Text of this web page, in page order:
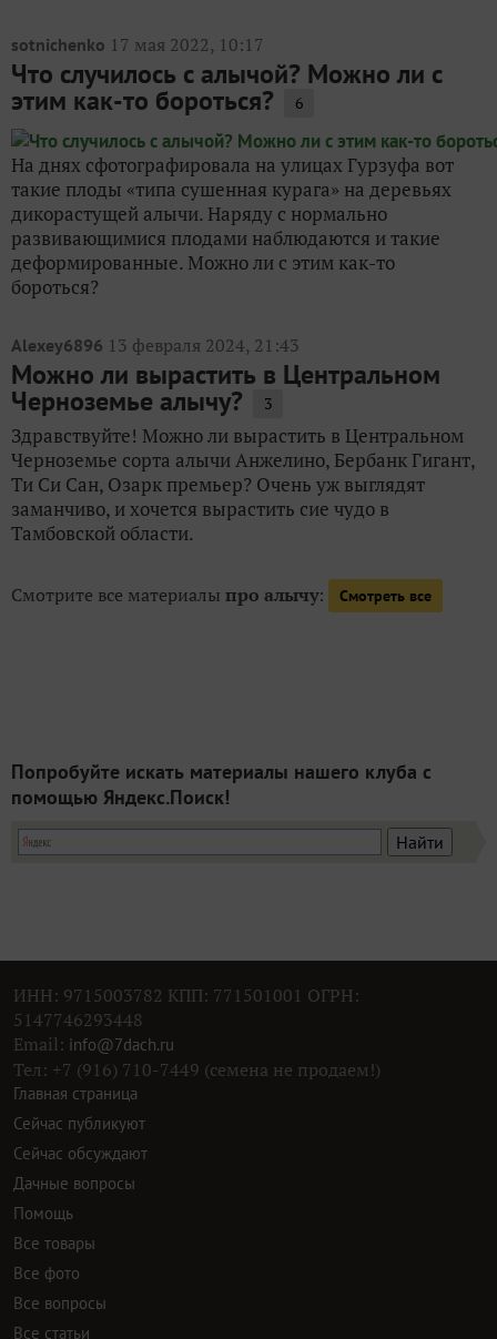
sotnichenko 17 мая 2022, 10:17
Что случилось с алычой? Можно ли с
этим как-то бороться? 6
На днях сфотографировала на улицах Гурзуфа вот
такие плоды «типа сушенная курага» на деревьях
дикорастущей алычи. Наряду с нормально
развивающимися плодами наблюдаются и такие
деформированные. Можно ли с этим как-то
бороться?
Alexey6896 13 февраля 2024, 21:43
Можно ли вырастить в Центральном
Черноземье алычу? 3
Здравствуйте! Можно ли вырастить в Центральном
Черноземье сорта алычи Анжелино, Бербанк Гигант,
Ти Си Сан, Озарк премьер? Очень уж выглядят
заманчиво, и хочется вырастить сие чудо в
Тамбовской области.
Смотрите все материалы про алычу: Смотреть все
Попробуйте искать материалы нашего клуба с
помощью Яндекс.Поиск!
ИНН: 9715003782 КПП: 771501001 ОГРН:
5147746293448
Email: info@7dach.ru
Тел: +7 (916) 710-7449 (семена не продаем!)
Главная страница
Сейчас публикуют
Сейчас обсуждают
Дачные вопросы
Помощь
Все товары
Все фото
Все вопросы
Все статьи